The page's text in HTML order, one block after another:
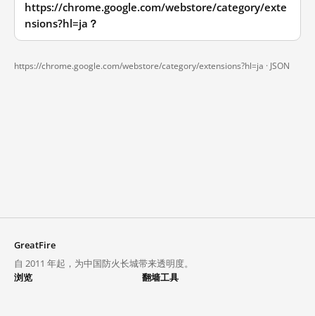
https://chrome.google.com/webstore/category/exte
nsions?hl=ja？
https://chrome.google.com/webstore/category/extensions?hl=ja · JSON
GreatFire
自 2011 年起，为中国防火长城带来透明度。
浏览
翻墙工具